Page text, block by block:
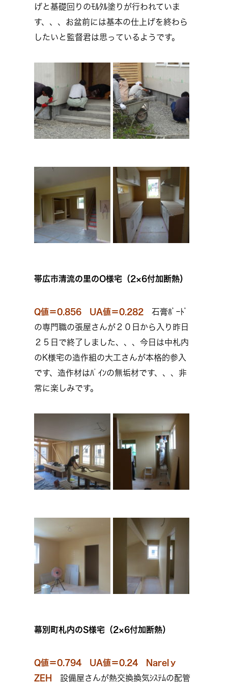
げと基礎回りのﾓﾙﾀﾙ塗りが行われていま
す、、、お盆前には基本の仕上げを終わら
したいと監督君は思っているようです。
帯広市清流の里のO様宅（2×6付加断熱）
Q値＝0.856 UA値＝0.282 石膏ﾎﾞｰﾄﾞ
の専門職の張屋さんが２０日から入り昨日
２５日で終了しました、、、今日は中札内
のK様宅の造作組の大工さんが本格的参入
です、造作材はﾊﾟｲﾝの無垢材です、、、非
常に楽しみです。
幕別町札内のS様宅（2×6付加断熱）
Q値＝0.794 UA値＝0.24 Narelｙ
ZEH 設備屋さんが熱交換換気ｼｽﾃﾑの配管